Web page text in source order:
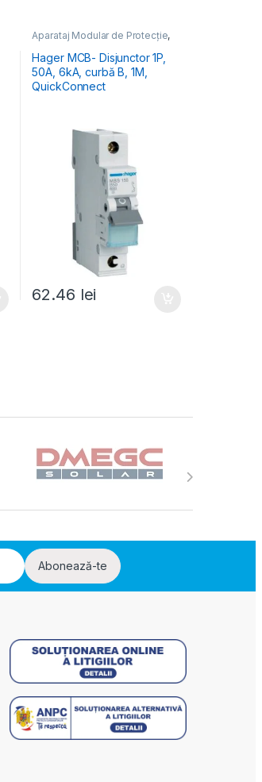
Aparataj Modular de Protecție,
Distribuția Energiei
Întrerupătoare Automate
Hager MCB- Disjunctor 1P,
50A, 6kA, curbă B, 1M,
QuickConnect
62.46 lei
Abonează-te